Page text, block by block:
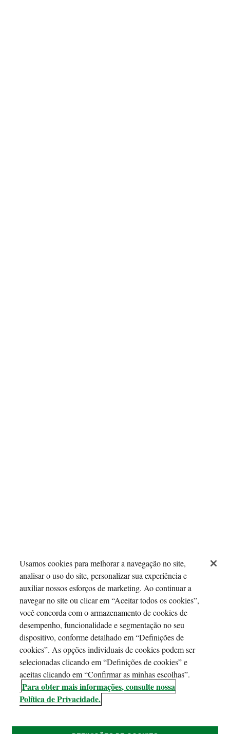
Usamos cookies para melhorar a navegação no site,
analisar o uso do site, personalizar sua experiência e
auxiliar nossos esforços de marketing. Ao continuar a
navegar no site ou clicar em “Aceitar todos os cookies”,
você concorda com o armazenamento de cookies de
desempenho, funcionalidade e segmentação no seu
dispositivo, conforme detalhado em “Definições de
cookies”. As opções individuais de cookies podem ser
selecionadas clicando em “Definições de cookies” e
aceitas clicando em “Confirmar as minhas escolhas”.
Para obter mais informações, consulte nossa
Política de Privacidade.